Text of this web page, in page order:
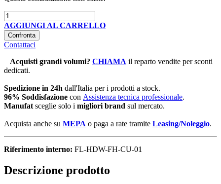
AGGIUNGI AL CARRELLO
Confronta
Contattaci
Acquisti grandi volumi? CHIAMA il reparto vendite per sconti
dedicati.
Spedizione in 24h dall'Italia per i prodotti a stock.
96% Soddisfazione con Assistenza tecnica professionale.
Manufat sceglie solo i migliori brand sul mercato.
Acquista anche su MEPA o paga a rate tramite Leasing/Noleggio.
Riferimento interno: FL-HDW-FH-CU-01
Descrizione prodotto